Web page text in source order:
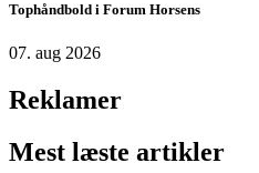
Tophåndbold i Forum Horsens
07. aug 2026
Reklamer
Mest læste artikler